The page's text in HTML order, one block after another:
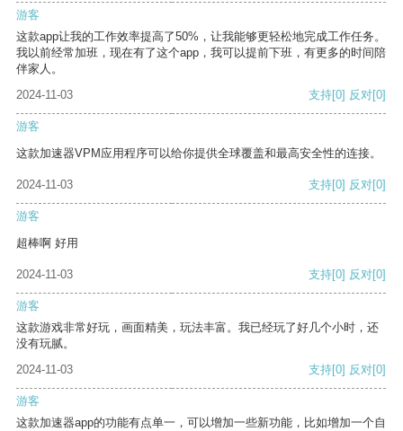
游客
这款app让我的工作效率提高了50%，让我能够更轻松地完成工作任务。
我以前经常加班，现在有了这个app，我可以提前下班，有更多的时间陪
伴家人。
2024-11-03
支持[0] 反对[0]
游客
这款加速器VPM应用程序可以给你提供全球覆盖和最高安全性的连接。
2024-11-03 支持[0] 反对[0]
游客
超棒啊 好用
2024-11-03 支持[0] 反对[0]
游客
这款游戏非常好玩，画面精美，玩法丰富。我已经玩了好几个小时，还
没有玩腻。
2024-11-03
支持[0] 反对[0]
游客
这款加速器app的功能有点单一，可以增加一些新功能，比如增加一个自